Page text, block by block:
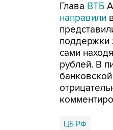
Глава ВТБ
направили
поддержки
сами
рублей. В
ЦБ РФ